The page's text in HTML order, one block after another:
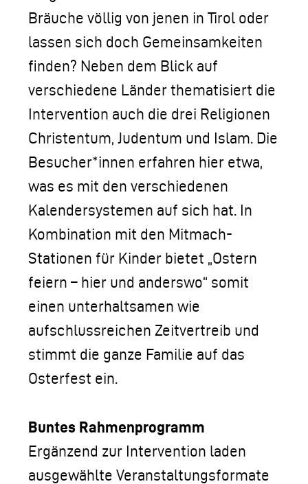
Bräuche völlig von jenen in Tirol oder
lassen sich doch Gemeinsamkeiten
finden? Neben dem Blick auf
verschiedene Länder thematisiert die
Intervention auch die drei Religionen
Christentum, Judentum und Islam. Die
Besucher*innen erfahren hier etwa,
was es mit den verschiedenen
Kalendersystemen auf sich hat. In
Kombination mit den Mitmach-
Stationen für Kinder bietet „Ostern
feiern – hier und anderswo“ somit
einen unterhaltsamen wie
aufschlussreichen Zeitvertreib und
stimmt die ganze Familie auf das
Osterfest ein.
Buntes Rahmenprogramm
Ergänzend zur Intervention laden
ausgewählte Veranstaltungsformate